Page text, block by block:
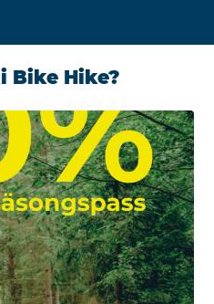
Bike Hike?